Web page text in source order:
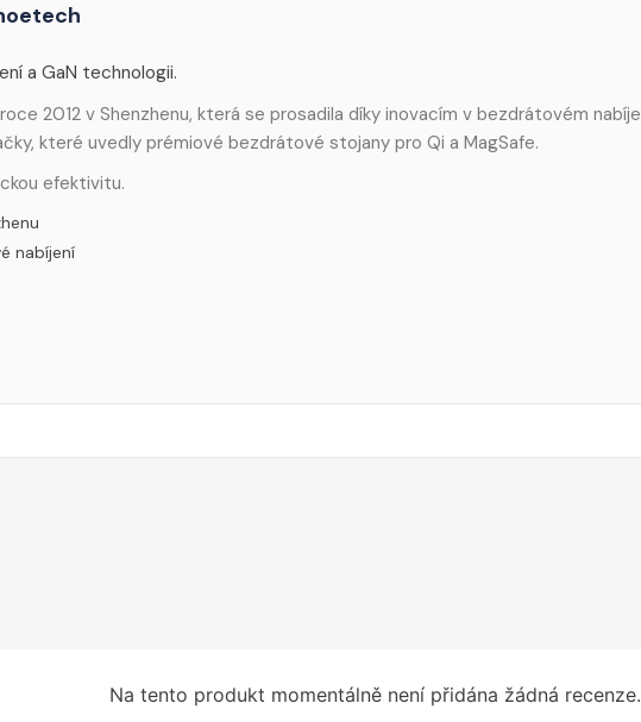
a GaN technologii.
2012 v Shenzhenu, která se prosadila díky inovacím v bezdrátovém
které uvedly prémiové bezdrátové stojany pro Qi a MagSafe.
efektivitu.
nabíjení
Na tento produkt momentálně není přidána žádná recenze.